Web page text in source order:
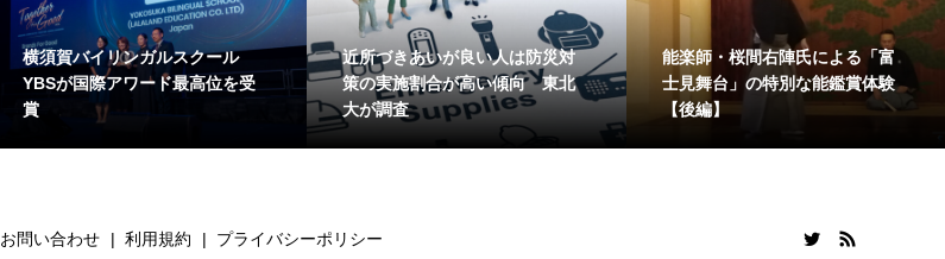
横須賀バイリンガルスクール
YBSが国際アワード最高位を受
賞
近所づきあいが良い人は防災対
策の実施割合が高い傾向 東北
大が調査
能楽師・桜間右陣氏による「富
士見舞台」の特別な能鑑賞体験
【後編】
お問い合わせ 利用規約 プライバシーポリシー